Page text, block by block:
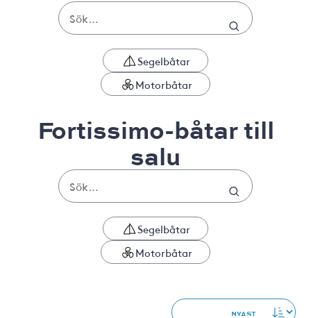
Segelbåtar
Motorbåtar
Fortissimo-båtar till
salu
Segelbåtar
Motorbåtar